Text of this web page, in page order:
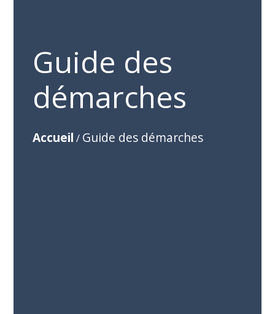
Guide des
démarches
Accueil / Guide des démarches